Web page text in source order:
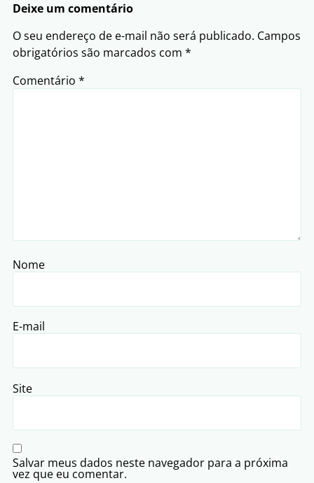
Deixe um comentário
O seu endereço de e-mail não será publicado. Campos
obrigatórios são marcados com *
Comentário *
Nome
E-mail
Site
Salvar meus dados neste navegador para a próxima
vez que eu comentar.